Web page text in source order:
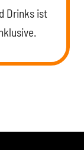
Drinks ist